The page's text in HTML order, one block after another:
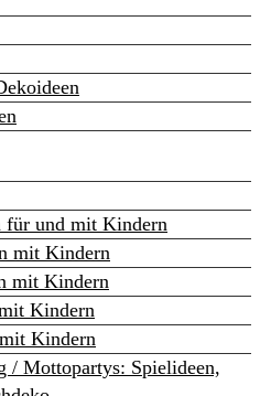
für und mit Kindern
mit Kindern
mit Kindern
Kindern
Kindern
/ Mottopartys: Spielideen,